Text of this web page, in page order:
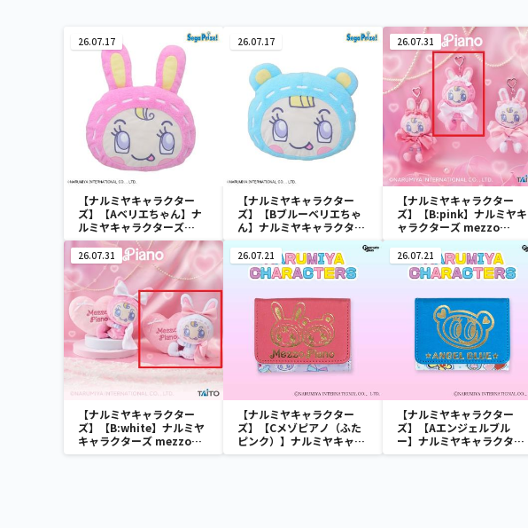
26.07.17
【ナルミヤキャラクター
ズ】【Aベリエちゃん】ナ
ルミヤキャラクターズ
[PtZ]フェイスクッショ
ン‐ベリエちゃん‐
26.07.17
【ナルミヤキャラクター
ズ】【Bブルーベリエちゃ
ん】ナルミヤキャラクター
ズ [PtZ]フェイスクッショ
ン‐ベリエちゃん‐
26.07.31
【ナルミヤキャラクター
ズ】【B:pink】ナルミヤキ
ャラクターズ mezzo
piano ぬいぐるみマスコッ
ト ～Ribbon～
26.07.31
【ナルミヤキャラクター
ズ】【B:white】ナルミヤ
キャラクターズ mezzo
piano withぬいぐるみ ～
26.07.21
【ナルミヤキャラクター
ズ】【Cメゾピアノ（ふた
ピンク）】ナルミヤキャラ
クターズ ミニウォレット
26.07.21
【ナルミヤキャラクター
ズ】【Aエンジェルブル
ー】ナルミヤキャラクター
ズ ミニウォレット